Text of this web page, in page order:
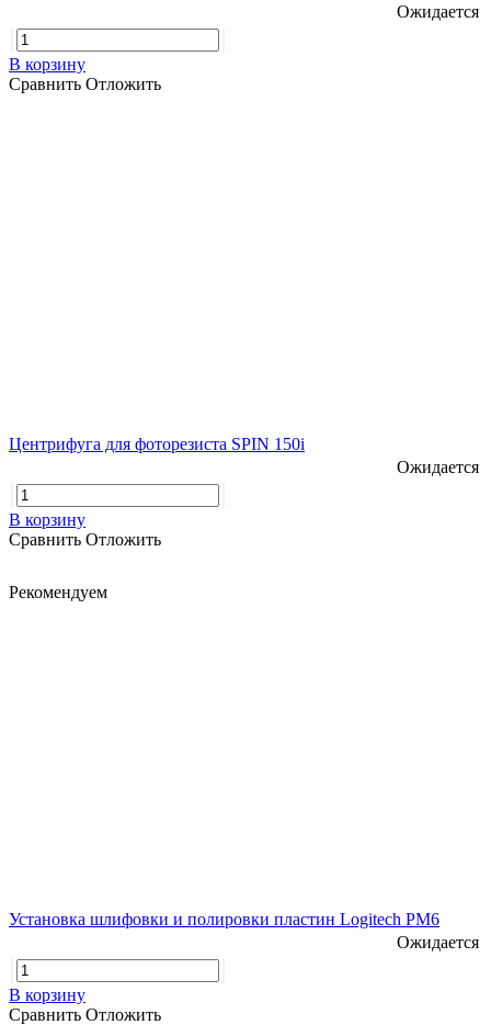
Ожидается
В корзину
Сравнить Отложить
Центрифуга для фоторезиста SPIN 150i
Ожидается
В корзину
Сравнить Отложить
Рекомендуем
Установка шлифовки и полировки пластин Logitech PM6
Ожидается
В корзину
Сравнить Отложить